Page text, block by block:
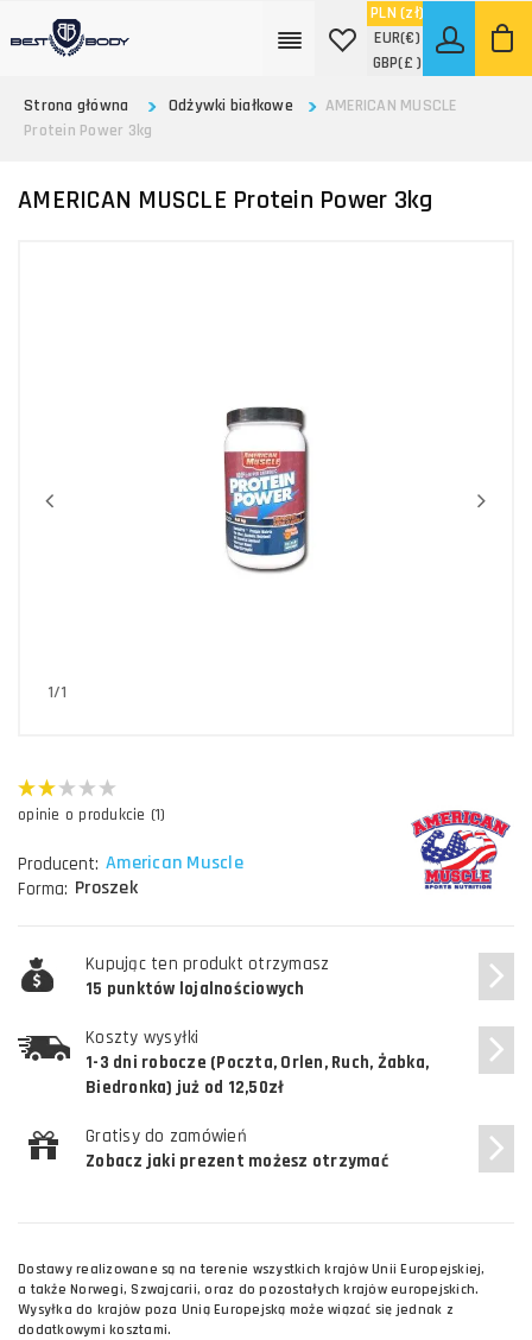
PLN (zł)
EUR(€)
GBP(£ )
Strona główna
Odżywki białkowe
AMERICAN MUSCLE
Protein Power 3kg
AMERICAN MUSCLE Protein Power 3kg
1/1
opinie o produkcie (1)
Producent: American Muscle
Forma: Proszek
Kupując ten produkt otrzymasz
15 punktów lojalnościowych
Koszty wysyłki
1-3 dni robocze (Poczta, Orlen, Ruch, Żabka,
Biedronka) już od 12,50zł
Gratisy do zamówień
Zobacz jaki prezent możesz otrzymać
Dostawy realizowane są na terenie wszystkich krajów Unii Europejskiej,
a także Norwegi, Szwajcarii, oraz do pozostałych krajów europejskich.
Wysyłka do krajów poza Unią Europejską może wiązać się jednak z
dodatkowymi kosztami.